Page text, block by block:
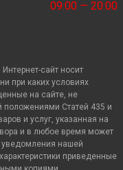
09:00 — 20:00
сайт носит
при каких условиях
на сайте, не
положениями Статей 435 и
и услуг, указанная на
и в любое время может
уведомления нашей
приведенные